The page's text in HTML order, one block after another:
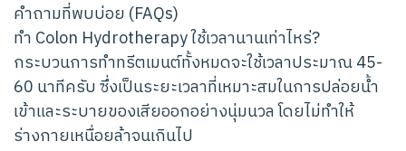
คำถามที่พบบ่อย (FAQs)
ทำ Colon Hydrotherapy ใช้เวลานานเท่าไหร่?
กระบวนการทำทรีตเมนต์ทั้งหมดจะใช้เวลาประมาณ 45-
60 นาทีครับ ซึ่งเป็นระยะเวลาที่เหมาะสมในการปล่อยน้ำ
เข้าและระบายของเสียออกอย่างนุ่มนวล โดยไม่ทำให้
ร่างกายเหนื่อยล้าจนเกินไป